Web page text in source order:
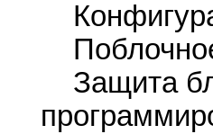
Защита